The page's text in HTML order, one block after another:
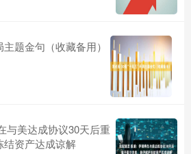
题金句（收藏备用）
与美达成协议30天后重
结资产达成谅解